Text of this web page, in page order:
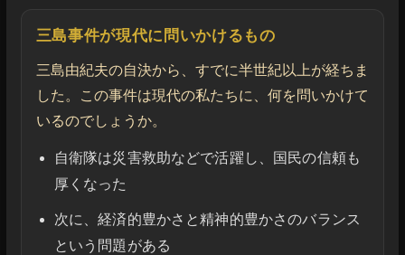
三島事件が現代に問いかけるもの
三島由紀夫の自決から、すでに半世紀以上が経ちま
した。この事件は現代の私たちに、何を問いかけて
いるのでしょうか。
自衛隊は災害救助などで活躍し、国民の信頼も
厚くなった
次に、経済的豊かさと精神的豊かさのバランス
という問題がある